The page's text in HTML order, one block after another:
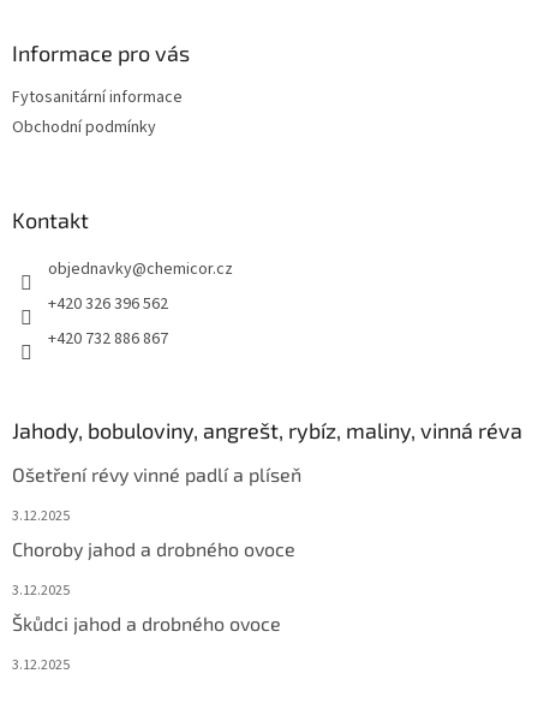
Informace pro vás
Fytosanitární informace
Obchodní podmínky
Kontakt
objednavky@chemicor.cz
+420 326 396 562
+420 732 886 867
Jahody, bobuloviny, angrešt, rybíz, maliny, vinná réva
Ošetření révy vinné padlí a plíseň
3.12.2025
Choroby jahod a drobného ovoce
3.12.2025
Škůdci jahod a drobného ovoce
3.12.2025